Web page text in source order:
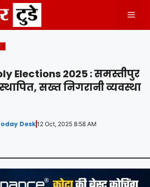
Elections 2025 : समस्तीपुर
सख्त निगरानी व्यवस्था
Desk12 Oct, 2025 8:58 AM